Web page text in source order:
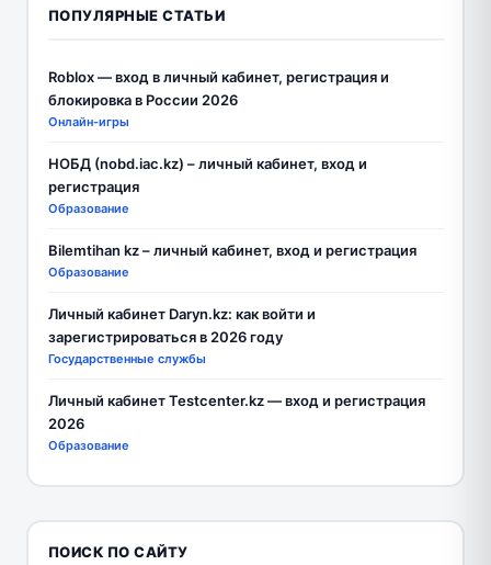
ПОПУЛЯРНЫЕ СТАТЬИ
Roblox — вход в личный кабинет, регистрация и
блокировка в России 2026
Онлайн-игры
НОБД (nobd.iac.kz) – личный кабинет, вход и
регистрация
Образование
Bilemtihan kz – личный кабинет, вход и регистрация
Образование
Личный кабинет Daryn.kz: как войти и
зарегистрироваться в 2026 году
Государственные службы
Личный кабинет Testcenter.kz — вход и регистрация
2026
Образование
ПОИСК ПО САЙТУ